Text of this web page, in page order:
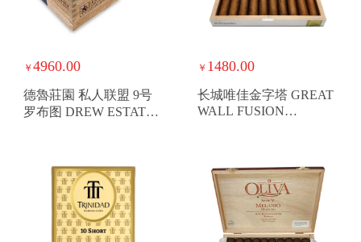
￥ 4960.00
德魯莊園 私人联盟 9号
罗布图 DREW ESTATE
￥ 1480.00
长城唯佳金字塔 GREAT
WALL FUSION